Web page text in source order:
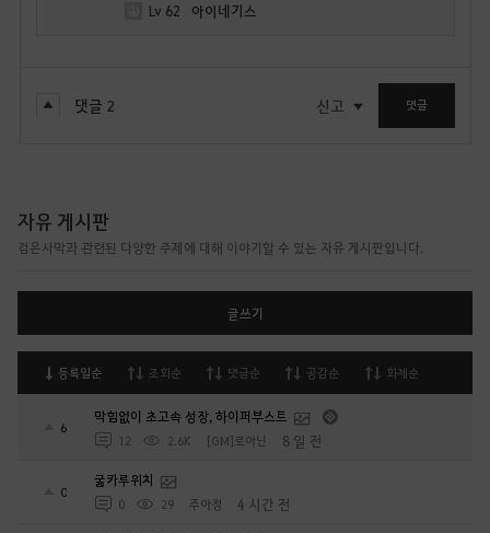
Lv 62 아이네기스
댓글 2 신고 댓글
자유 게시판
검은사막과 관련된 다양한 주제에 대해 이야기할 수 있는 자유 게시판입니다.
글쓰기
등록일순 조회순 댓글순 공감순 화제순
6
막힘없이 초고속 성장, 하이퍼부스트
12 2.6K [GM]로아닌 8 일 전
0
굶카루위치
0 29 주아정 4 시간 전